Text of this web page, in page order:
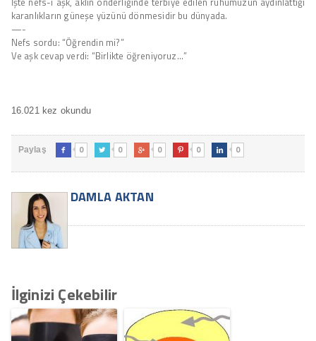
karanlıkların güneşe yüzünü dönmesidir bu dünyada.
—-
Nefs sordu: “Öğrendin mi?”
Ve aşk cevap verdi: “Birlikte öğreniyoruz…”
16.021 kez okundu
Paylaş  0  0  0  0  0
DAMLA AKTAN
İlginizi Çekebilir